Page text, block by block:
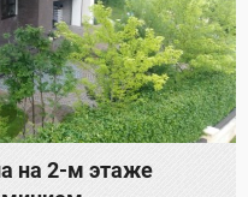
на 2-м этаже